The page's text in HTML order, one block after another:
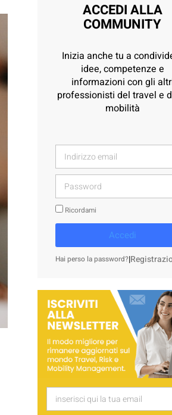
ACCEDI ALLA
COMMUNITY
Inizia anche tu a
idee, competenze e
informazioni con gli
professionisti del travel e
mobilità
Ricordami
Accedi
Hai perso la password?|